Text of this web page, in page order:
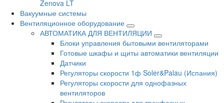
Zenova LT
Вакуумные системы
Вентиляционное оборудование
АВТОМАТИКА ДЛЯ ВЕНТИЛЯЦИИ
Блоки управления бытовыми вентиляторами
Готовые шкафы и щиты автоматики вентиляции
Датчики
Регуляторы скорости 1ф Soler&Palau (Испания)
Регуляторы скорости для однофазных
вентиляторов